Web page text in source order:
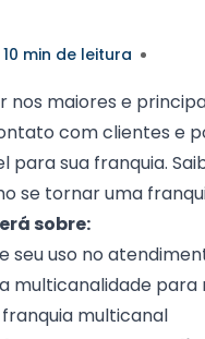
10 min de leitura
nos maiores e
com clientes e
para sua franquia.
se tornar uma
sobre:
seu uso no
multicanalidade para
multicanal